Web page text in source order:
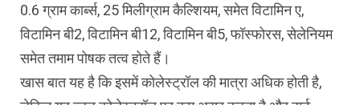
0.6 ग्राम कार्ब्स, 25 मिलीग्राम कैल्शियम, समेत विटामिन ए,
विटामिन बी2, विटामिन बी12, विटामिन बी5, फॉस्फोरस, सेलेनियम
समेत तमाम पोषक तत्व होते हैं।
खास बात यह है कि इसमें कोलेस्ट्रॉल की मात्रा अधिक होती है,